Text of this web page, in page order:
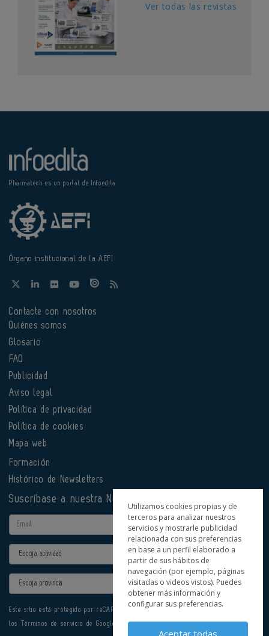
Ver todas las revistas
Pharmatech es un portal de Infoedita
Órgano institucional de la AEFI
Contacte con nosotros
Quiénes somos
Glosario
FAQ
Publicidad
Aviso legal
Política de privacidad
Política de cookies
Mapa web
Formación
Histórico de Newsletters
Suscríbase a nuestra Newsletter
Email
Actividad
Provincia
Este sitio está protegido por reCAPTCHA y se aplican la
los Términos de servicio de Google.
Utilizamos cookies propias y de
terceros para analizar nuestros
servicios y mostrarle publicidad
relacionada con sus preferencias
en base a un perfil elaborado a
partir de sus hábitos de
navegación (por ejemplo, páginas
visitadas o videos vistos). Puedes
obtener más información y
configurar sus preferencias.
Aceptar todas